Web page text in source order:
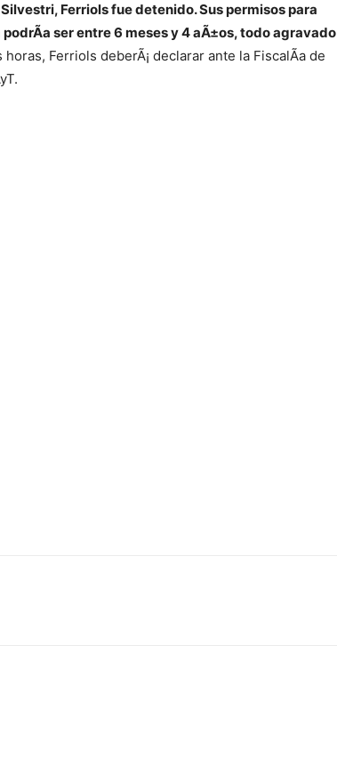
Ferriolsfue detenido. Sus permisos para
ser entre 6 meses y 4 aÃ±os, todo agravado
horas, Ferriols deberÃ¡ declarar ante la FiscalÃ­a de